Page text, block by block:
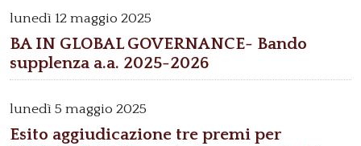
lunedì 12 maggio 2025
BA IN GLOBAL GOVERNANCE- Bando
supplenza a.a. 2025-2026
lunedì 5 maggio 2025
Esito aggiudicazione tre premi per